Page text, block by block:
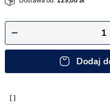
Dodaj